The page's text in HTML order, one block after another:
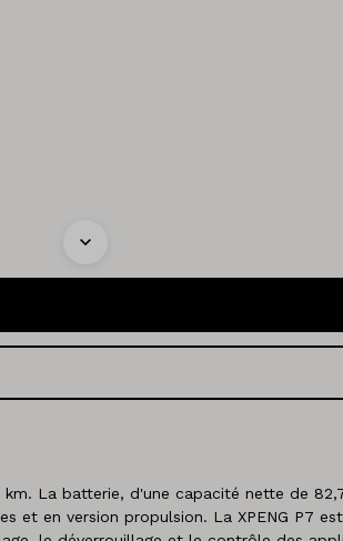
La batterie, d'une capacité nette de
en version propulsion. La XPENG P7